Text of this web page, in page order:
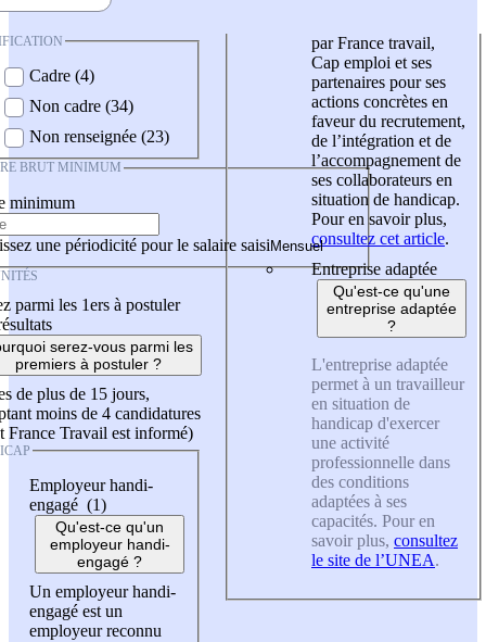
Cadre (4)
Non cadre (34)
Non renseignée (23)
BRUT MINIMUM
minimum
une périodicité pour le salaire saisi
parmi les 1ers à postuler
serez-vous parmi les
premiers à postuler ?
de plus de 15 jours,
moins de 4 candidatures
France Travail est informé)
Employeur handi-
engagé (1)
Qu'est-ce qu'un
employeur handi-
engagé ?
Un employeur handi-
engagé est un
employeur reconnu
par France travail,
Cap emploi et ses
partenaires pour ses
actions concrètes en
faveur du recrutement,
de l’intégration et de
l’accompagnement de
ses collaborateurs en
situation de handicap.
Pour en savoir plus,
consultez cet article.
Entreprise adaptée
Qu'est-ce qu'une
entreprise adaptée
?
L'entreprise adaptée
permet à un travailleur
en situation de
handicap d'exercer
une activité
professionnelle dans
des conditions
adaptées à ses
capacités. Pour en
savoir plus, consultez
le site de l’UNEA.